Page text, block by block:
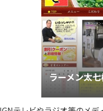
ラーメン太